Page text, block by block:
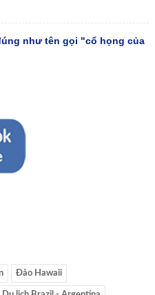
như tên gọi "cổ họng của
Đảo Hawaii